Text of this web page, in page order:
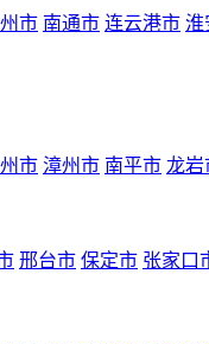
市 南通市 连云港市 淮
市 漳州市 南平市 龙岩
邢台市 保定市 张家口